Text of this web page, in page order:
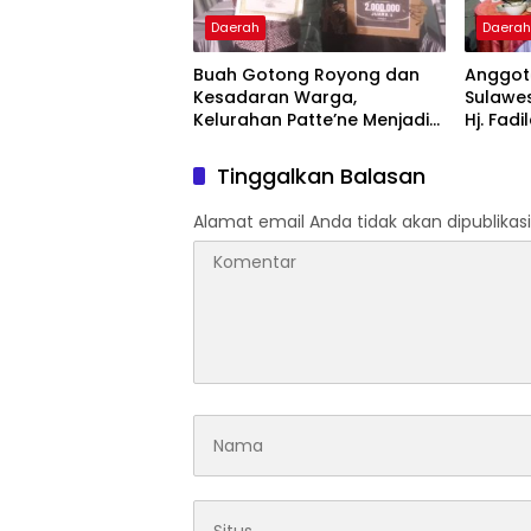
Daerah
Buah Gotong Royong dan
Kesadaran Warga,
Kelurahan Patte’ne Menjadi
Daerah
Hj.
2026
Tinggalkan Balasan
Alamat email Anda tidak akan